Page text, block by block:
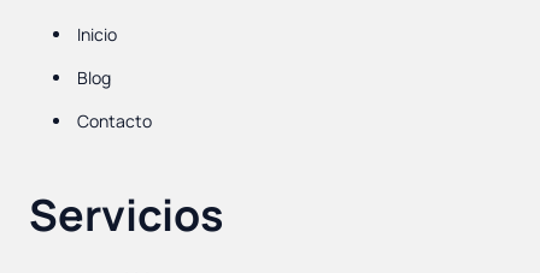
Inicio
Blog
Contacto
Servicios